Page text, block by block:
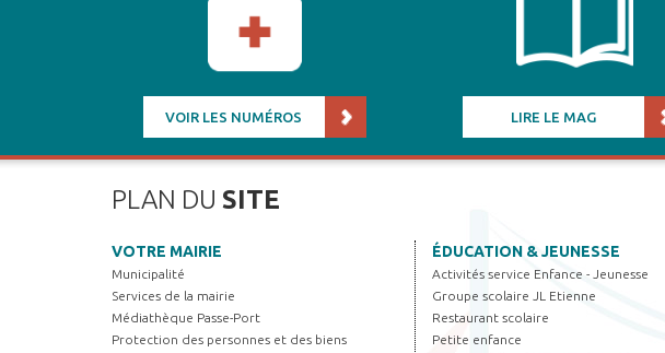
VOIR LES NUMÉROS LIRE LE MAG
PLAN DU SITE
VOTRE MAIRIE
Municipalité
Services de la mairie
Médiathèque Passe-Port
Protection des personnes et des biens
ÉDUCATION & JEUNESSE
Activités service Enfance - Jeunesse
Groupe scolaire JL Etienne
Restaurant scolaire
Petite enfance